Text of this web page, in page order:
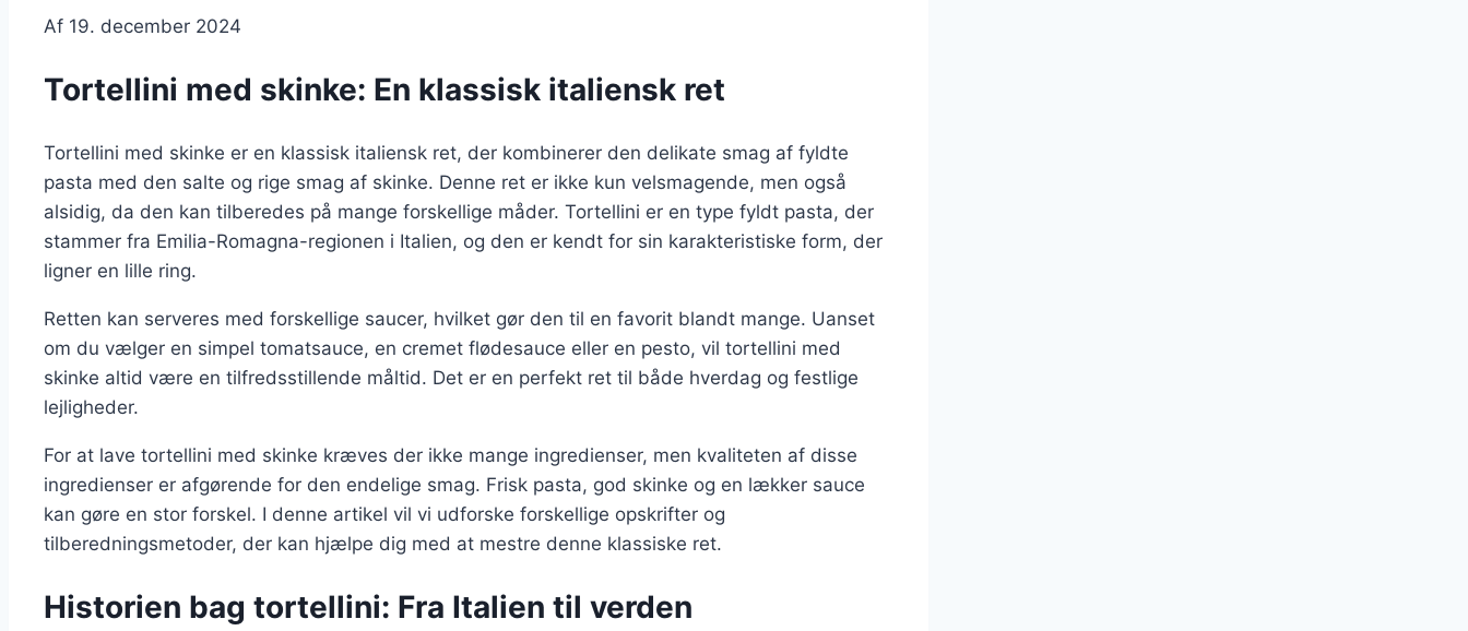
Af 19. december 2024
Tortellini med skinke: En klassisk italiensk ret
Tortellini med skinke er en klassisk italiensk ret, der kombinerer den delikate smag af fyldte
pasta med den salte og rige smag af skinke. Denne ret er ikke kun velsmagende, men også
alsidig, da den kan tilberedes på mange forskellige måder. Tortellini er en type fyldt pasta, der
stammer fra Emilia-Romagna-regionen i Italien, og den er kendt for sin karakteristiske form, der
ligner en lille ring.
Retten kan serveres med forskellige saucer, hvilket gør den til en favorit blandt mange. Uanset
om du vælger en simpel tomatsauce, en cremet flødesauce eller en pesto, vil tortellini med
skinke altid være en tilfredsstillende måltid. Det er en perfekt ret til både hverdag og festlige
lejligheder.
For at lave tortellini med skinke kræves der ikke mange ingredienser, men kvaliteten af disse
ingredienser er afgørende for den endelige smag. Frisk pasta, god skinke og en lækker sauce
kan gøre en stor forskel. I denne artikel vil vi udforske forskellige opskrifter og
tilberedningsmetoder, der kan hjælpe dig med at mestre denne klassiske ret.
Historien bag tortellini: Fra Italien til verden